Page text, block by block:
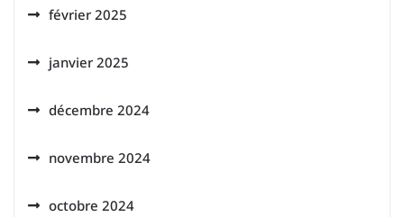
février 2025
janvier 2025
décembre 2024
novembre 2024
octobre 2024